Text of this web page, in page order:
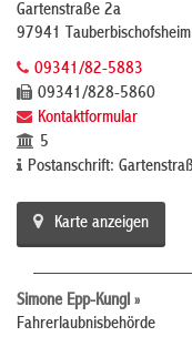
Gartenstraße 2a
97941 Tauberbischofsheim
09341/82-5883
09341/828-5860
Kontaktformular
5
Postanschrift:
Karte anzeigen
Simone Epp-Kungl »
Fahrerlaubnisbehörde